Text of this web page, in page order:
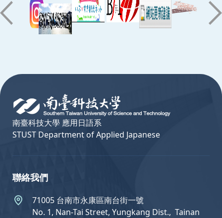
南臺科技大學 應用日語系
STUST Department of Applied Japanese
聯絡我們
71005 台南市永康區南台街一號
No. 1, Nan-Tai Street, Yungkang Dist.,  Tainan